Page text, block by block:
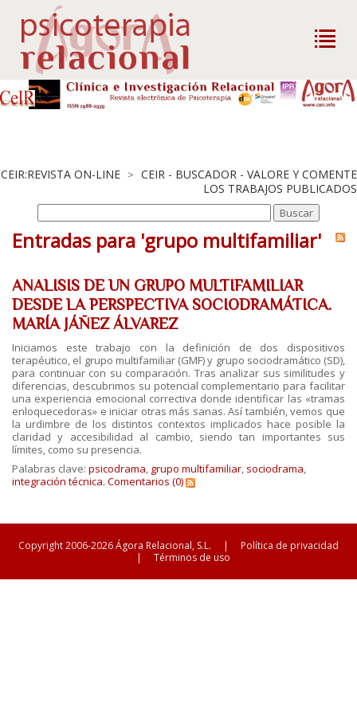
CEIR:REVISTA ON-LINE > CEIR - BUSCADOR - VALORE Y COMENTE
LOS TRABAJOS PUBLICADOS
Entradas para 'grupo multifamiliar'
ANALISIS DE UN GRUPO MULTIFAMILIAR
DESDE LA PERSPECTIVA SOCIODRAMÁTICA.
MARÍA JÁÑEZ ÁLVAREZ
Iniciamos este trabajo con la definición de dos dispositivos
terapéutico, el grupo multifamiliar (GMF) y grupo sociodramático (SD),
para continuar con su comparación. Tras analizar sus similitudes y
diferencias, descubrimos su potencial complementario para facilitar
una experiencia emocional correctiva donde identificar las «tramas
enloquecedoras» e iniciar otras más sanas. Así también, vemos que
la urdimbre de los distintos contextos implicados hace posible la
claridad y accesibilidad al cambio, siendo tan importantes sus
límites, como su presencia.
Palabras clave: psicodrama, grupo multifamiliar, sociodrama,
integración técnica. Comentarios (0)
Copyright 2006-2026 Ágora Relacional, S.L. |
Política de privacidad
|
Términos de uso